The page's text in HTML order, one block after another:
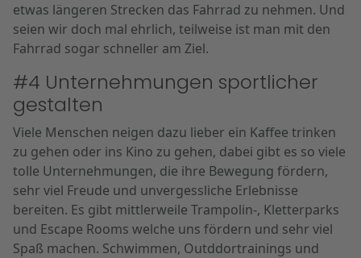
etwas längeren Strecken das Fahrrad zu nehmen. Und
seien wir doch mal ehrlich, teilweise ist man mit den
Fahrrad sogar schneller am Ziel.
#4 Unternehmungen sportlicher
gestalten
Viele Menschen neigen dazu lieber ein Kaffee trinken
zu gehen oder ins Kino zu gehen, dabei gibt es so viele
tolle Unternehmungen, die ihre Bewegung fördern,
sehr viel Freude und unvergessliche Erlebnisse
bereiten. Es gibt mittlerweile Trampolin-, Kletterparks
und Escape Rooms welche uns fördern und sehr viel
Spaß machen. Schwimmen, Outddortrainings und